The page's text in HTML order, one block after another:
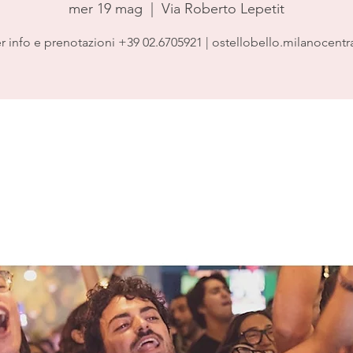
mer 19 mag Via Roberto Lepetit
info e prenotazioni +39 02.6705921 |